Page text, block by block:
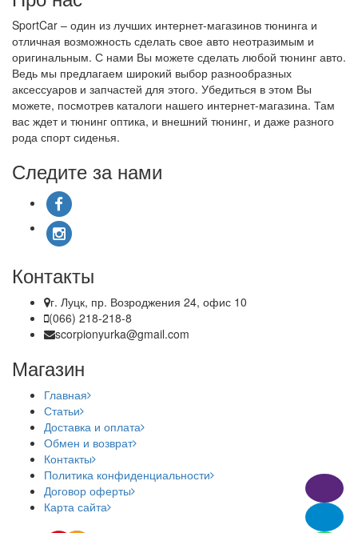
SportCar – один из лучших интернет-магазинов тюнинга и
отличная возможность сделать свое авто неотразимым и
оригинальным. С нами Вы можете сделать любой тюнинг авто.
Ведь мы предлагаем широкий выбор разнообразных
аксессуаров и запчастей для этого. Убедиться в этом Вы
можете, посмотрев каталоги нашего интернет-магазина. Там
вас ждет и тюнинг оптика, и внешний тюнинг, и даже разного
рода спорт сиденья.
Следите за нами
Контакты
г. Луцк, пр. Возроджения 24, офис 10
(066) 218-218-8
scorpionyurka@gmail.com
Магазин
Главная
Статьи
Доставка и оплата
Обмен и возврат
Контакты
Политика конфиденциальности
Договор оферты
Карта сайта